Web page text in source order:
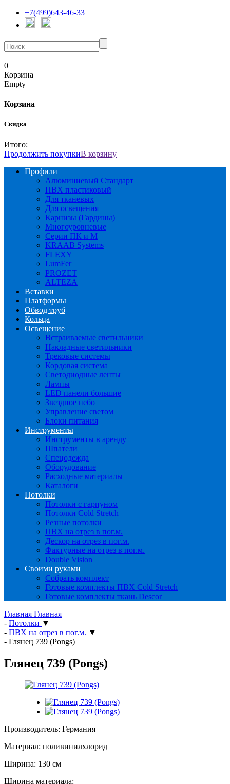
+7(499)643-46-33
0
Корзина
Empty
Корзина
Скидка
Итого:
Продолжить покупкиВ корзину
Профили
Алюминиевый Стандарт
ПВХ пластиковый
Для тканевых
Для освещения
Карнизы (Гардины)
Многоуровневые
Серии ПК и М
KRAAB Systems
FLEXY
LumFer
PROZET
ALTEZA
Вставки
Платформы
Обвод труб
Кольца
Освещение
Встраиваемые светильники
Накладные светильники
Трековые системы
Кордовая система
Светодиодные ленты
Лампы
LED панели большие
Звездное небо
Управление светом
Блоки питания
Инструменты
Инструменты в аренду
Шпатели
Спецодежда
Оборудование
Расходные материалы
Каталоги
Потолки
Потолки с гарпуном
Потолки Cold Stretch
Резные потолки
ПВХ на отрез в пог.м.
Дескор на отрез в пог.м.
Фактурные на отрез в пог.м.
Double Vision
Своими руками
Собрать комплект
Готовые комплекты ПВХ Cold Stretch
Готовые комплекты ткань Descor
Главная Главная
- Потолки ▼
- ПВХ на отрез в пог.м. ▼
- Глянец 739 (Pongs)
Глянец 739 (Pongs)
Производитель: Германия
Материал: поливинилхлорид
Ширина: 130 см
Ширина материала: